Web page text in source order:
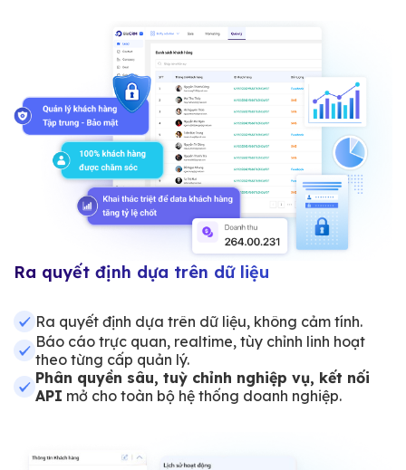
Ra quyết định dựa trên dữ liệu
Ra quyết định dựa trên dữ liệu, không cảm tính.
Báo cáo trực quan, realtime, tùy chỉnh linh hoạt
theo từng cấp quản lý.
Phân quyền sâu, tuỳ chỉnh nghiệp vụ, kết nối
API mở cho toàn bộ hệ thống doanh nghiệp.